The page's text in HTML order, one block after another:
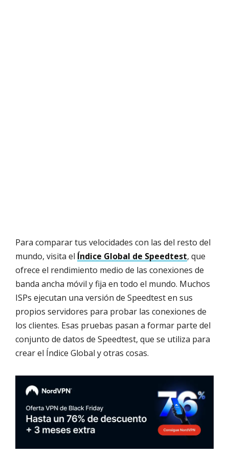
Para comparar tus velocidades con las del resto del
mundo, visita el Índice Global de Speedtest, que
ofrece el rendimiento medio de las conexiones de
banda ancha móvil y fija en todo el mundo. Muchos
ISPs ejecutan una versión de Speedtest en sus
propios servidores para probar las conexiones de
los clientes. Esas pruebas pasan a formar parte del
conjunto de datos de Speedtest, que se utiliza para
crear el Índice Global y otras cosas.